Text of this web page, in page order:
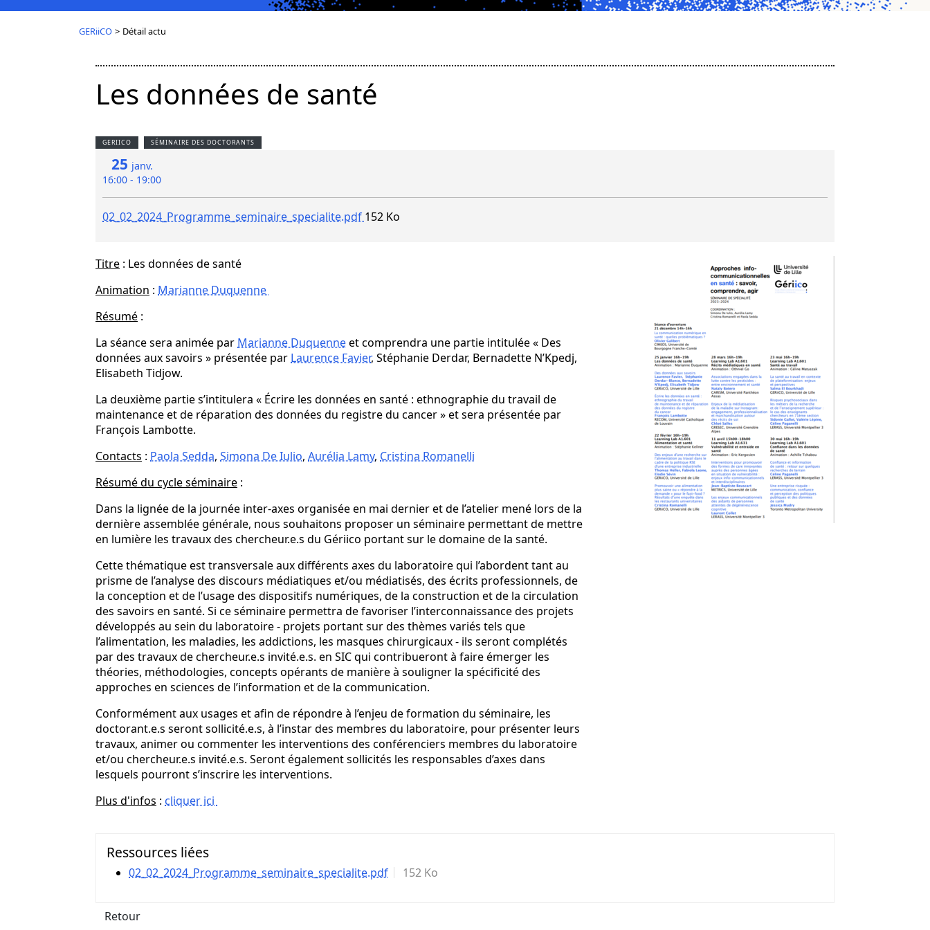
GERiiCO > Détail actu
Les données de santé
GERIICO SÉMINAIRE DES DOCTORANTS
25 janv.
16:00 - 19:00
02_02_2024_Programme_seminaire_specialite.pdf 152 Ko
Titre : Les données de santé
Animation : Marianne Duquenne
Résumé :
La séance sera animée par Marianne Duquenneet comprendra une partie intitulée « Des
données aux savoirs » présentée par Laurence Favier, Stéphanie Derdar, Bernadette N’Kpedj,
Elisabeth Tidjow.
La deuxième partie s’intitulera « Écrire les données en santé : ethnographie du travail de
maintenance et de réparation des données du registre du cancer » et sera présentée par
François Lambotte.
Contacts : Paola Sedda, Simona De Iulio, Aurélia Lamy, Cristina Romanelli
Résumé du cycle séminaire :
Dans la lignée de la journée inter-axes organisée en mai dernier et de l’atelier mené lors de la
dernière assemblée générale, nous souhaitons proposer un séminaire permettant de mettre
en lumière les travaux des chercheur.e.s du Gériico portant sur le domaine de la santé.
Cette thématique est transversale aux différents axes du laboratoire qui l’abordent tant au
prisme de l’analyse des discours médiatiques et/ou médiatisés, des écrits professionnels, de
la conception et de l’usage des dispositifs numériques, de la construction et de la circulation
des savoirs en santé. Si ce séminaire permettra de favoriser l’interconnaissance des projets
développés au sein du laboratoire - projets portant sur des thèmes variés tels que
l’alimentation, les maladies, les addictions, les masques chirurgicaux - ils seront complétés
par des travaux de chercheur.e.s invité.e.s. en SIC qui contribueront à faire émerger les
théories, méthodologies, concepts opérants de manière à souligner la spécificité des
approches en sciences de l’information et de la communication.
Conformément aux usages et afin de répondre à l’enjeu de formation du séminaire, les
doctorant.e.s seront sollicité.e.s, à l’instar des membres du laboratoire, pour présenter leurs
travaux, animer ou commenter les interventions des conférenciers membres du laboratoire
et/ou chercheur.e.s invité.e.s. Seront également sollicités les responsables d’axes dans
lesquels pourront s’inscrire les interventions.
Plus d'infos : cliquer ici
Ressources liées
02_02_2024_Programme_seminaire_specialite.pdf 152 Ko
Retour